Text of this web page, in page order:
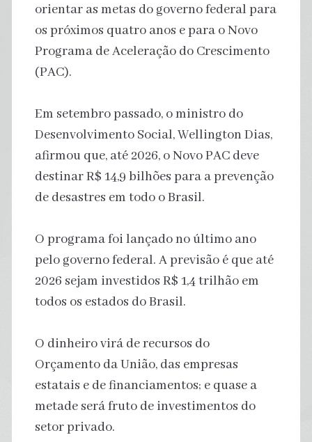
orientar as metas do governo federal para
os próximos quatro anos e para o Novo
Programa de Aceleração do Crescimento
(PAC).
Em setembro passado, o ministro do
Desenvolvimento Social, Wellington Dias,
afirmou que, até 2026, o Novo PAC deve
destinar R$ 14,9 bilhões para a prevenção
de desastres em todo o Brasil.
O programa foi lançado no último ano
pelo governo federal. A previsão é que até
2026 sejam investidos R$ 1,4 trilhão em
todos os estados do Brasil.
O dinheiro virá de recursos do
Orçamento da União, das empresas
estatais e de financiamentos; e quase a
metade será fruto de investimentos do
setor privado.